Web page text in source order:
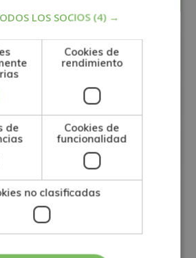
LOS SOCIOS (4) →
Cookies de
rendimiento
de
Cookies de
funcionalidad
no clasificadas